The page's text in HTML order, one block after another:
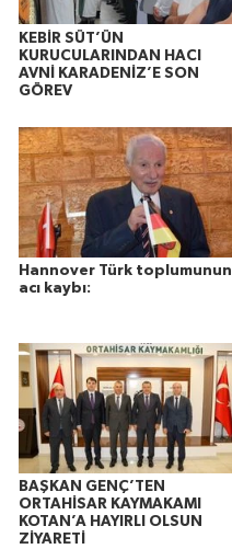
KEBİR SÜT’ÜN
KURUCULARINDAN HACI
AVNİ KARADENİZ’E SON
GÖREV
Hannover Türk toplumunun
acı kaybı:
BAŞKAN GENÇ’TEN
ORTAHİSAR KAYMAKAMI
KOTAN’A HAYIRLI OLSUN
ZİYARETİ